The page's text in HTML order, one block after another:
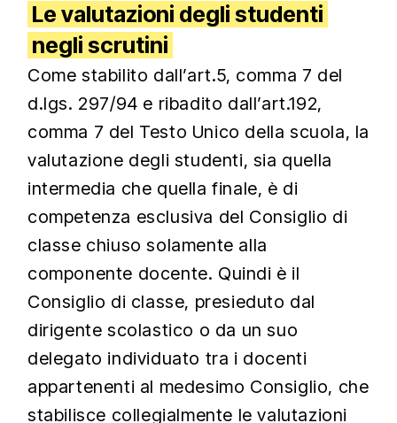
Le valutazioni degli studenti
negli scrutini
Come stabilito dall’art.5, comma 7 del
d.lgs. 297/94 e ribadito dall’art.192,
comma 7 del Testo Unico della scuola, la
valutazione degli studenti, sia quella
intermedia che quella finale, è di
competenza esclusiva del Consiglio di
classe chiuso solamente alla
componente docente. Quindi è il
Consiglio di classe, presieduto dal
dirigente scolastico o da un suo
delegato individuato tra i docenti
appartenenti al medesimo Consiglio, che
stabilisce collegialmente le valutazioni